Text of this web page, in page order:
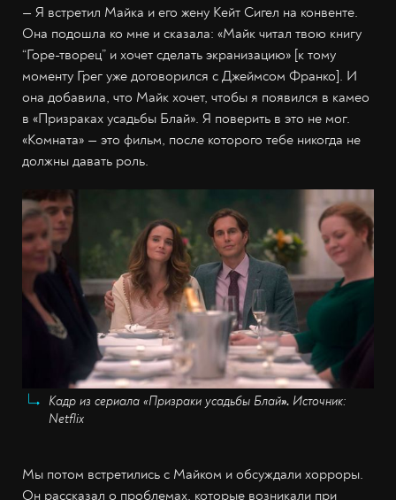
— Я встретил Майка и его жену Кейт Сигел на конвенте.
Она подошла ко мне и сказала: «Майк читал твою книгу
“Горе-творец” и хочет сделать экранизацию» [к тому
моменту Грег уже договорился с Джеймсом Франко]. И
она добавила, что Майк хочет, чтобы я появился в камео
в «Призраках усадьбы Блай». Я поверить в это не мог.
«Комната» — это фильм, после которого тебе никогда не
должны давать роль.
Кадр из сериала «Призраки усадьбы Блай». Источник:
Netflix
Мы потом встретились с Майком и обсуждали хорроры.
Он рассказал о проблемах, которые возникали при